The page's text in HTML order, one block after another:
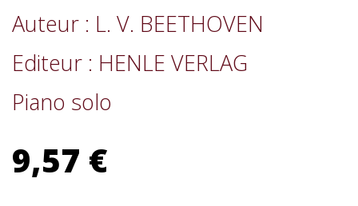
Auteur : L. V. BEETHOVEN
Editeur : HENLE VERLAG
Piano solo
9,57 €